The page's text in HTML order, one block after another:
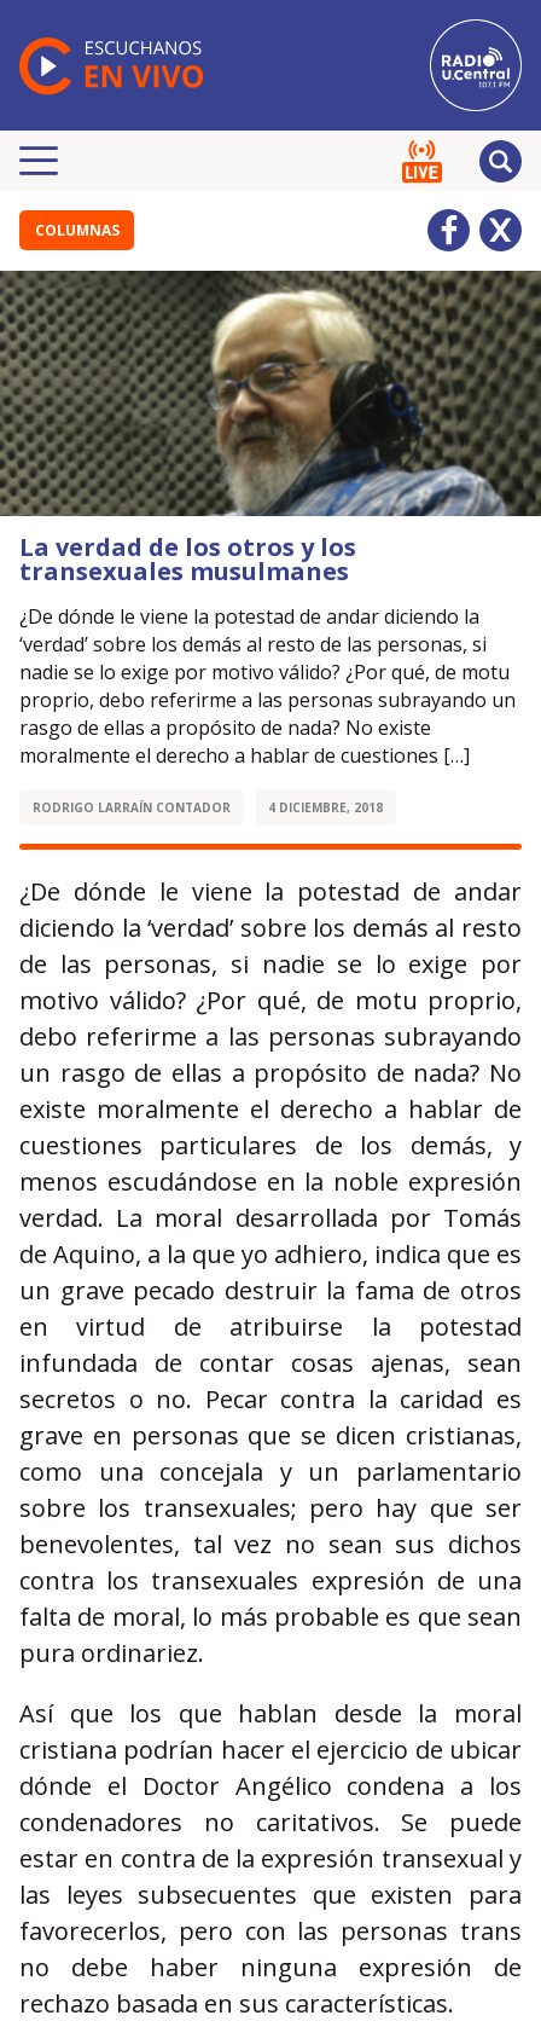
COLUMNAS
La verdad de los otros y los
transexuales musulmanes
¿De dónde le viene la potestad de andar diciendo la
‘verdad’ sobre los demás al resto de las personas, si
nadie se lo exige por motivo válido? ¿Por qué, de motu
proprio, debo referirme a las personas subrayando un
rasgo de ellas a propósito de nada? No existe
moralmente el derecho a hablar de cuestiones […]
RODRIGO LARRAÍN CONTADOR 4 DICIEMBRE, 2018
¿De dónde le viene la potestad de andar
diciendo la ‘verdad’ sobre los demás al resto
de las personas, si nadie se lo exige por
motivo válido? ¿Por qué, de motu proprio,
debo referirme a las personas subrayando
un rasgo de ellas a propósito de nada? No
existe moralmente el derecho a hablar de
cuestiones particulares de los demás, y
menos escudándose en la noble expresión
verdad. La moral desarrollada por Tomás
de Aquino, a la que yo adhiero, indica que es
un grave pecado destruir la fama de otros
en virtud de atribuirse la potestad
infundada de contar cosas ajenas, sean
secretos o no. Pecar contra la caridad es
grave en personas que se dicen cristianas,
como una concejala y un parlamentario
sobre los transexuales; pero hay que ser
benevolentes, tal vez no sean sus dichos
contra los transexuales expresión de una
falta de moral, lo más probable es que sean
pura ordinariez.
Así que los que hablan desde la moral
cristiana podrían hacer el ejercicio de ubicar
dónde el Doctor Angélico condena a los
condenadores no caritativos. Se puede
estar en contra de la expresión transexual y
las leyes subsecuentes que existen para
favorecerlos, pero con las personas trans
no debe haber ninguna expresión de
rechazo basada en sus características.